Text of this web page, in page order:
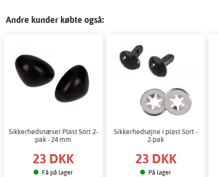
Andre kunder købte også:
Sikkerhedsnæser Plast Sort 2-
pak - 24 mm
23 DKK
Få på lager
Sikkerhedsøjne i plast Sort -
2-pak
23 DKK
På lager